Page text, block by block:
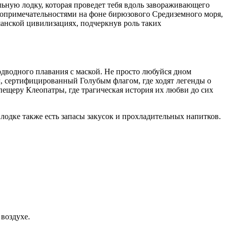
лодку, которая проведет тебя вдоль завораживающего
на фоне бирюзового Средиземного моря,
цивилизациях, подчеркнув роль таких
плавания с маской. Не просто любуйся дном
Голубым флагом, где ходят легенды о
Клеопатры, где трагическая история их любви до сих
также есть запасы закусок и прохладительных напитков.